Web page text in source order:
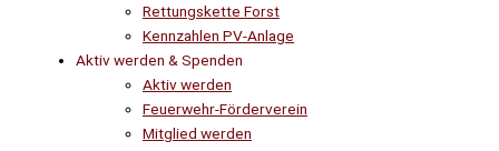
Rettungskette Forst
Kennzahlen PV-Anlage
Aktiv werden & Spenden
Aktiv werden
Feuerwehr-Förderverein
Mitglied werden